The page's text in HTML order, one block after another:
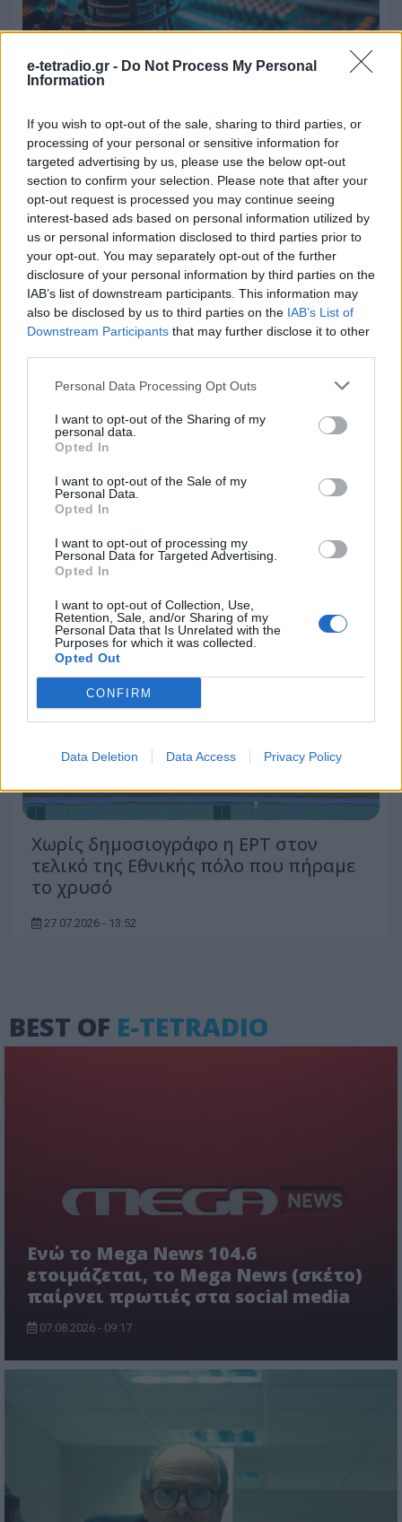
e-tetradio.gr - Do Not Process My Personal
Information
If you wish to opt-out of the sale, sharing to third parties, or
processing of your personal or sensitive information for
targeted advertising by us, please use the below opt-out
section to confirm your selection. Please note that after your
opt-out request is processed you may continue seeing
interest-based ads based on personal information utilized by
us or personal information disclosed to third parties prior to
your opt-out. You may separately opt-out of the further
disclosure of your personal information by third parties on the
IAB’s list of downstream participants. This information may
also be disclosed by us to third parties on the IAB’s List of
Downstream Participants that may further disclose it to other
Personal Data Processing Opt Outs
I want to opt-out of the Sharing of my
personal data.
Opted In
I want to opt-out of the Sale of my
Personal Data.
Opted In
I want to opt-out of processing my
Personal Data for Targeted Advertising.
Opted In
I want to opt-out of Collection, Use,
Retention, Sale, and/or Sharing of my
Personal Data that Is Unrelated with the
Purposes for which it was collected.
Opted Out
CONFIRM
Data Deletion Data Access Privacy Policy
Πολιτισμού για τα πνευματικά
δικαιώματα
28.07.2026 - 18:05
«Εκτός Γηπέδου» στο Action 24 με τη
Βιργινία Δικαιούλια
30.07.2026 - 15:42
Χωρίς δημοσιογράφο η ΕΡΤ στον
τελικό της Εθνικής πόλο που πήραμε
το χρυσό
27.07.2026 - 13:52
BEST OF E-TETRADIO
Ενώ το Mega News 104.6
ετοιμάζεται, το Mega News (σκέτο)
παίρνει πρωτιές στα social media
07.08.2026 - 09:17